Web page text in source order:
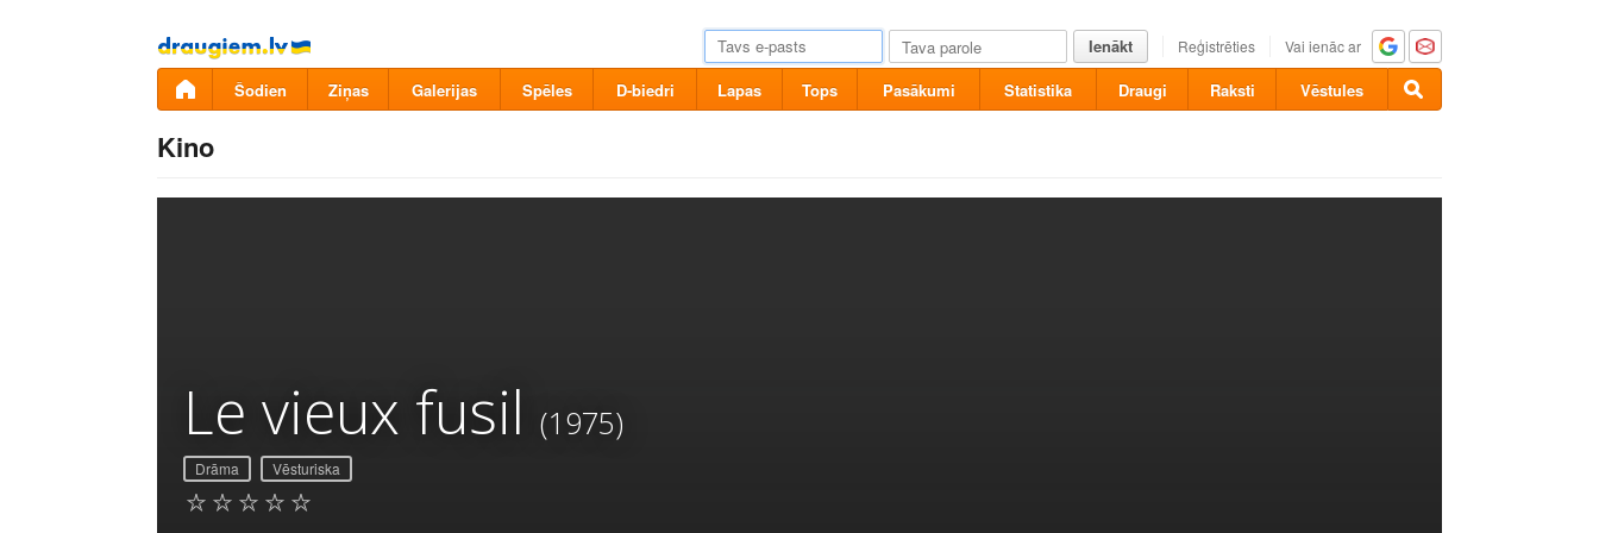
Pāriet
uz
saturu
Ienākt Reģistrēties Vai ienāc ar
Šodien Ziņas Galerijas Spēles D-biedri Lapas Tops Pasākumi Statistika Draugi Raksti Vēstules
Kino
Le vieux fusil (1975)
Drāma Vēsturiska